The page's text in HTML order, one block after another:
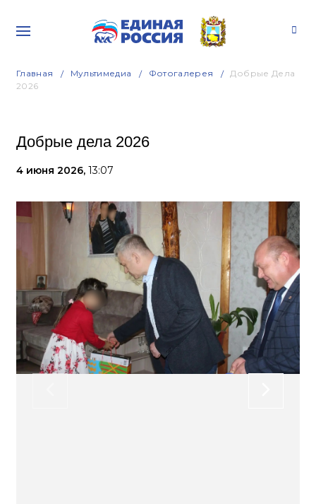
Главная Мультимедиа Фотогалерея
Добрые Дела
2026
Добрые дела 2026
4 июня 2026, 13:07